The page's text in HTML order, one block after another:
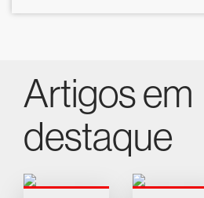
Artigos em
destaque